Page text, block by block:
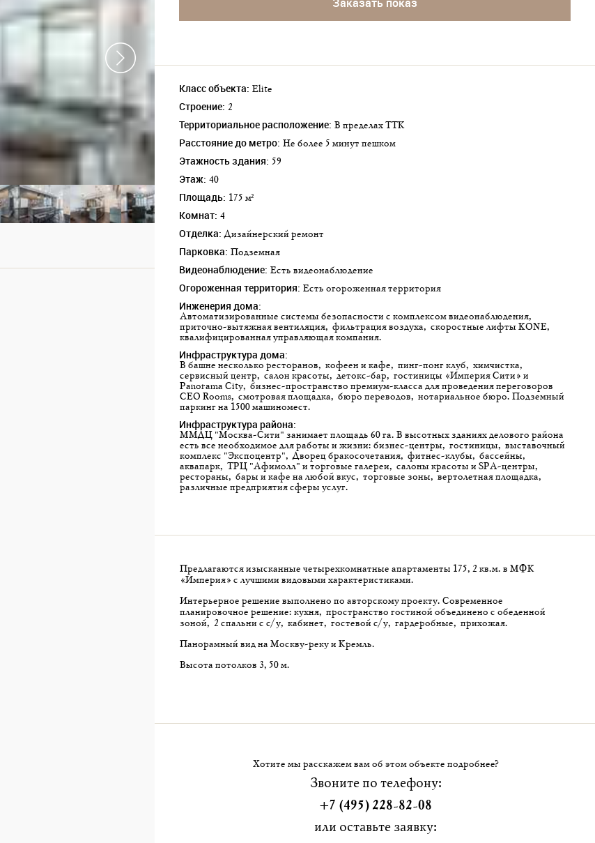
Заказать показ
Класс объекта: Elite
Строение: 2
Территориальное расположение: в пределах ТТК
Расстояние до метро: не более 5 минут пешком
Этажность здания: 59
Этаж: 40
Площадь: 175 м²
Комнат: 4
Отделка: Дизайнерский ремонт
Парковка: подземная
Видеонаблюдение: Есть видеонаблюдение
Огороженная территория: Есть огороженная территория
Инженерия дома:
Автоматизированные системы безопасности с комплексом видеонаблюдения,
приточно-вытяжная вентиляция, фильтрация воздуха, скоростные лифты KONE,
квалифицированная управляющая компания.
Инфраструктура дома:
В башне несколько ресторанов, кофеен и кафе, пинг-понг клуб, химчистка,
сервисный центр, салон красоты, детокс-бар, гостиницы «Империя Сити» и
Panorama City, бизнес-пространство премиум-класса для проведения переговоров
CEO Rooms, смотровая площадка, бюро переводов, нотариальное бюро. Подземный
паркинг на 1500 машиномест.
Инфраструктура района:
ММДЦ "Москва-Сити" занимает площадь 60 га. В высотных зданиях делового района
есть все необходимое для работы и жизни: бизнес-центры, гостиницы, выставочный
комплекс "Экспоцентр", Дворец бракосочетания, фитнес-клубы, бассейны,
аквапарк, ТРЦ "Афимолл" и торговые галереи, салоны красоты и SPA-центры,
рестораны, бары и кафе на любой вкус, торговые зоны, вертолетная площадка,
различные предприятия сферы услуг.
Предлагаются изысканные четырехкомнатные апартаменты 175,2 кв.м. в МФК
«Империя» с лучшими видовыми характеристиками.
Интерьерное решение выполнено по авторскому проекту. Современное
планировочное решение: кухня, пространство гостиной объединено с обеденной
зоной, 2 спальни с с/у, кабинет, гостевой с/у, гардеробные, прихожая.
Панорамный вид на Москву-реку и Кремль.
Высота потолков 3,50 м.
Хотите мы расскажем вам об этом объекте подробнее?
Звоните по телефону:
+7 (495) 228-82-08
или оставьте заявку: